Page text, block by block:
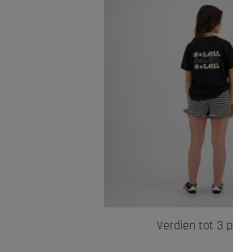
Verdien tot 3